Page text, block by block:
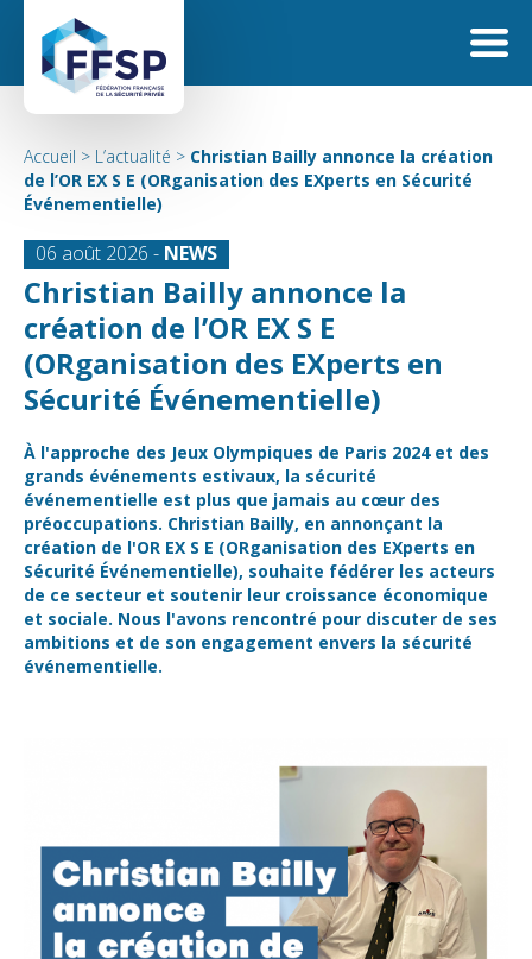
Accueil > L’actualité > Christian Bailly annonce la création
de l’OR EX S E (ORganisation des EXperts en Sécurité
Événementielle)
06 août 2026 - NEWS
Christian Bailly annonce la
création de l’OR EX S E
(ORganisation des EXperts en
Sécurité Événementielle)
À l'approche des Jeux Olympiques de Paris 2024 et des
grands événements estivaux, la sécurité
événementielle est plus que jamais au cœur des
préoccupations. Christian Bailly, en annonçant la
création de l'OR EX S E (ORganisation des EXperts en
Sécurité Événementielle), souhaite fédérer les acteurs
de ce secteur et soutenir leur croissance économique
et sociale. Nous l'avons rencontré pour discuter de ses
ambitions et de son engagement envers la sécurité
événementielle.